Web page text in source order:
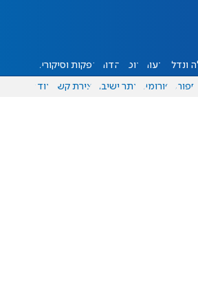
ונדל"ן דעות אוכל יהדות הפקות וסיקורים
ספורט פורומים אתר ישיבה יצירת קשר עוד